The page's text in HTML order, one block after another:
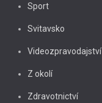
Sport
Svitavsko
Videozpravodajství
Z okolí
Zdravotnictví